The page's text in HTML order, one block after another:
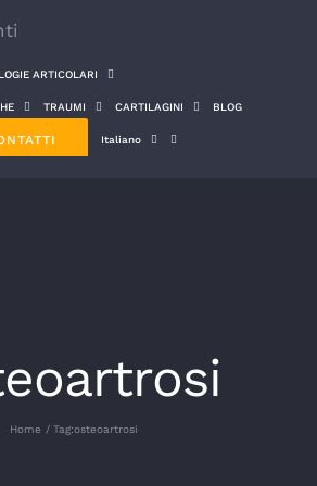
ARTICOLARI
TRAUMI CARTILAGINI BLOG
Italiano
Home Tag:osteoartrosi